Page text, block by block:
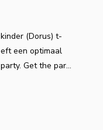
(Dorus) t-
een optimaal
Get the party